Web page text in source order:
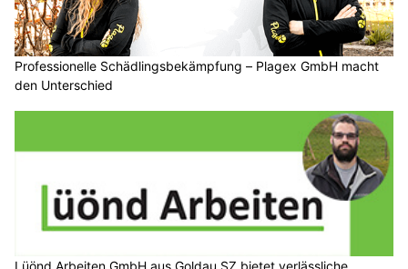
Professionelle Schädlingsbekämpfung – Plagex GmbH macht
den Unterschied
Lüönd Arbeiten GmbH aus Goldau SZ bietet verlässliche